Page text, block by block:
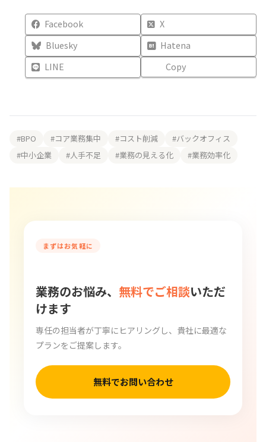
Facebook
X
Bluesky
Hatena
LINE
Copy
#BPO #コア業務集中 #コスト削減
#バックオフィス
#中小企業
#人手不足 #業務の見える化 #業務効率化
まずはお気軽に
業務のお悩み、 無料でご相談いただ
けます
専任の担当者が丁寧にヒアリングし、貴社に最適な
プランをご提案します。
無料でお問い合わせ